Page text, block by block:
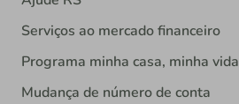
Serviços ao mercado financeiro
Programa minha casa, minha vida
Mudança de número de conta